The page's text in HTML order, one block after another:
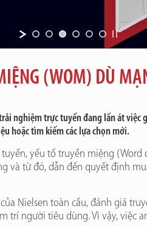
(WOM) DÙ
nghiệm trực tuyến đang lấn át
hoặc tìm kiếm các lựa chọn mới.
yếu tố truyền miệng
từ đó, dẫn đến quyết định
Nielsen toàn cầu, đánh giá
trí người tiêu dùng. Vì vậy, việc